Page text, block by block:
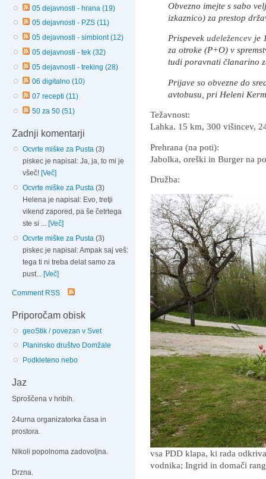
05 dejavnosti - hrana (19)
05 dejavnosti - PZS (11)
05 dejavnosti - simbiont (12)
05 dejavnosti - tek (32)
05 dejavnosti - treking (28)
06 digitalno (10)
07 recepti (11)
50 za 50 (51)
Zadnji komentarji
Ocvrte miške za Pusta (3)
piskec je napisal: Ja, ja, to mi je
všeč! [Več]
Ocvrte miške za Pusta (3)
Helena je napisal: Evo, tretji
vikend zapored, pa še četrtega
ste si ... [Več]
Ocvrte miške za Pusta (3)
piskec je napisal: Ampak saj veš:
tega ti ni treba delat samo za
pust... [Več]
Comment RSS
Priporočam obisk
geoStik / povezan v Svet
Planinsko društvo Domžale
Podkleteno nebo
Jaz
Sproščena v hribih.
24urna organizatorka časa in
prostora.
Nikoli popolnoma zadovoljna.
Drzna.
Obvezno imejte s sabo
izkaznico) za prestop
Prispevek udeležencev je
za otroke (P+O) v
tudi poravnati članarino
Prijave so obvezne do
avtobusu, pri Heleni
Težavnost:
Lahka. 15 km, 300 višincev,
Prehrana (na poti):
Jabolka, oreški in Burger na
Družba:
vsa PDD klapa, ki rada
vodnika; Ingrid in domači